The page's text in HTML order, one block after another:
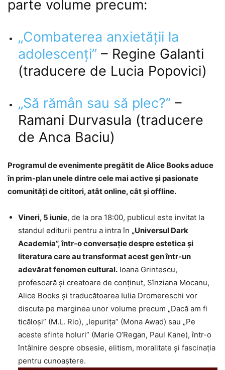
parte volume precum:
„Combaterea anxietății la
adolescenți” – Regine Galanti
(traducere de Lucia Popovici)
„Să rămân sau să plec?” –
Ramani Durvasula (traducere
de Anca Baciu)
Programul de evenimente pregătit de Alice Books aduce
în prim-plan unele dintre cele mai active și pasionate
comunități de cititori, atât online, cât și offline.
Vineri, 5 iunie, de la ora 18:00, publicul este invitat la
standul editurii pentru a intra în „Universul Dark
Academia”, într-o conversație despre estetica și
literatura care au transformat acest gen într-un
adevărat fenomen cultural. Ioana Grintescu,
profesoară și creatoare de conținut, Sînziana Mocanu,
Alice Books și traducătoarea Iulia Dromereschi vor
discuta pe marginea unor volume precum „Dacă am fi
ticăloși” (M.L. Rio), „Iepurița” (Mona Awad) sau „Pe
aceste sfinte holuri” (Marie O’Regan, Paul Kane), într-o
întâlnire despre obsesie, elitism, moralitate și fascinația
pentru cunoaștere.